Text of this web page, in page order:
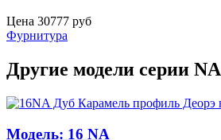
Цена 30777 руб
Фурнитура
Другие модели серии NA
Модель: 16 NA